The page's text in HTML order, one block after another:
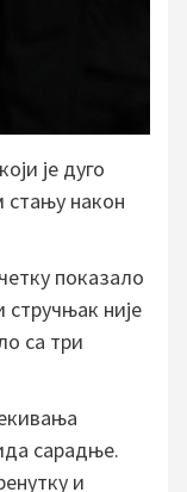
је дуго
стању након
показало
није
са три
сарадње.
и